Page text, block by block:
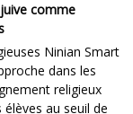
comme
Ninian Smart
dans les
religieux
au seuil de